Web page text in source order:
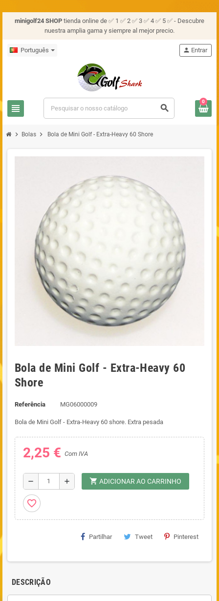
minigolf24 SHOP tienda online de ✅ 1 ✅ 2 ✅ 3 ✅ 4 ✅ 5 ✅ - Descubre
nuestra amplia gama y siempre al mejor precio.
Português
view_headline search
person Entrar
0
chevron_right Bolas chevron_right Bola de Mini Golf - Extra-Heavy 60 Shore
Bola de Mini Golf - Extra-Heavy 60
Shore
Referência MG06000009
Bola de Mini Golf - Extra-Heavy 60 shore. Extra pesada
2,25 € Com IVA
remove add shopping_cart ADICIONAR AO CARRINHO
favorite_border
Partilhar Tweet Pinterest
DESCRIÇÃO